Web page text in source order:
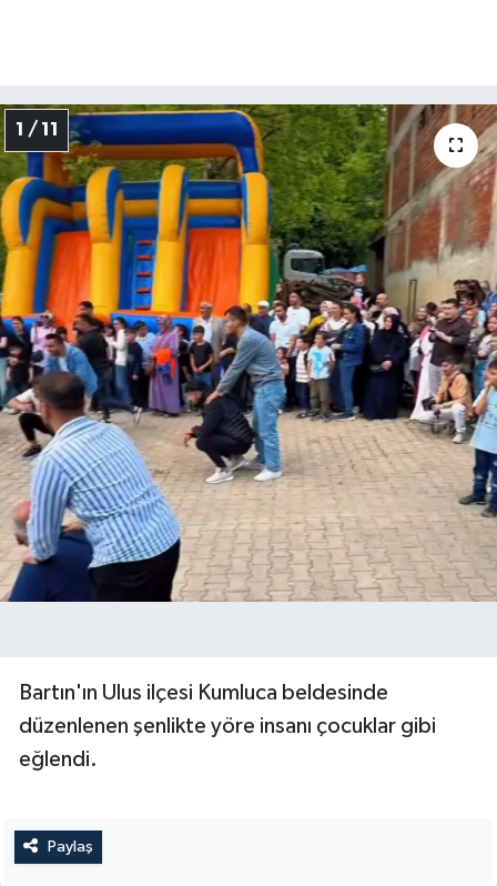
1 / 11
Bartın'ın Ulus ilçesi Kumluca beldesinde
düzenlenen şenlikte yöre insanı çocuklar gibi
eğlendi.
Paylaş